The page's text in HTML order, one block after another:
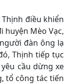
điều khiển
huyện Mèo Vạc,
đàn ông lạ
Thịnh tiếp tục
cầu dừng xe
tổ công tác tiến